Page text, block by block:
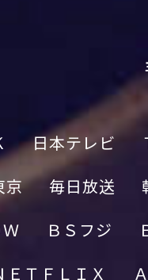
日本テレビ
京
毎日放送
ＢＳフジ
ＥＴＦＬＩＸ